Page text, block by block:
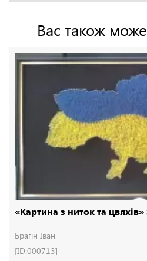
Вас також
«Картина з ниток та цвяхів»
Брагін Іван
[ID:000713]